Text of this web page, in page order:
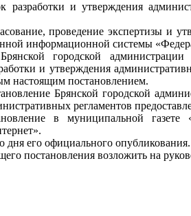
разработки и утверждения
проведение экспертизы и
информационной системы
городской
и утверждения
настоящим постановлением.
Брянской городской
регламентов
в муниципальной
дня его официального опубликования.
постановления возложить на